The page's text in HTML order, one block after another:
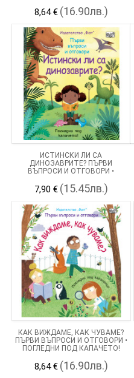
8,64 € (16.90лв.)
ИСТИНСКИ ЛИ СА
ДИНОЗАВРИТЕ? ПЪРВИ
ВЪПРОСИ И ОТГОВОРИ •
7,90 € (15.45лв.)
КАК ВИЖДАМЕ, КАК ЧУВАМЕ?
ПЪРВИ ВЪПРОСИ И ОТГОВОРИ •
ПОГЛЕДНИ ПОД КАПАЧЕТО!
8,64 € (16.90лв.)